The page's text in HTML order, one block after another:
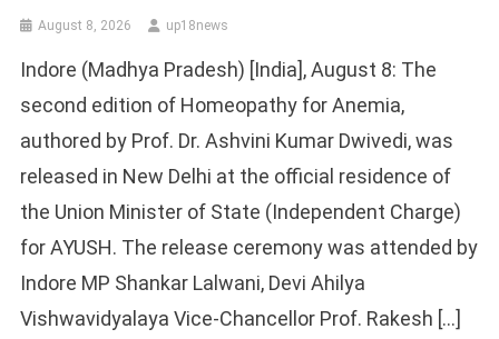
August 8, 2026 up18news
Indore (Madhya Pradesh) [India], August 8: The
second edition of Homeopathy for Anemia,
authored by Prof. Dr. Ashvini Kumar Dwivedi, was
released in New Delhi at the official residence of
the Union Minister of State (Independent Charge)
for AYUSH. The release ceremony was attended by
Indore MP Shankar Lalwani, Devi Ahilya
Vishwavidyalaya Vice-Chancellor Prof. Rakesh […]